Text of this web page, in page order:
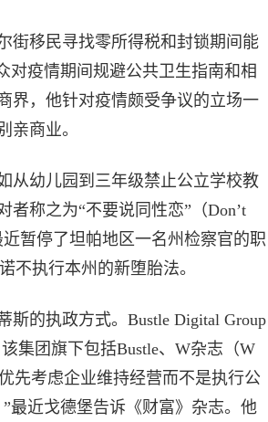
街移民寻找零所得税和封锁期间能
对疫情期间规避公共卫生指南和相
界，他针对疫情颇受争议的立场一
亲商业。
从幼儿园到三年级禁止公立学校教
称之为“不要说同性恋”（Don’t
暂停了坦帕地区一名州检察官的职
不执行本州的新堕胎法。
的执政方式。Bustle Digital Group
集团旗下包括Bustle、W杂志（W
先考虑企业维持经营而不是执行公
最近戈德堡告诉《财富》杂志。他